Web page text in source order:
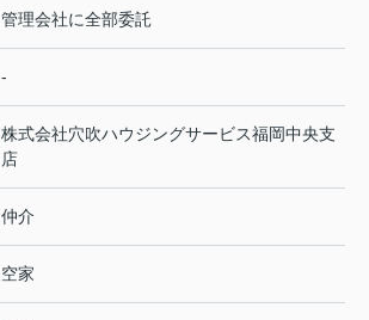
管理会社に全部委託
-
株式会社穴吹ハウジングサービス福岡中央支
店
仲介
空家